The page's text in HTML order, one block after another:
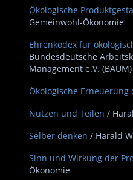
Ökologische
Gemeinwohl-Ökonomie
Ehrenkodex für
Bundesdeutsche
Management e.V. (BAUM)
Ökologische
Nutzen und Teilen /
Selber denken / Harald
Sinn und Wirkung der
Ökonomie